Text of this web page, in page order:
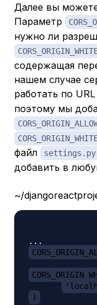
Далее вы
Параметр
нужно ли
содержащая
нашем случае
работать по URL
поэтому мы
файл
settings.py
добавить в
~/
)